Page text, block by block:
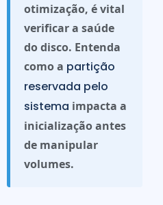
otimização, é vital
verificar a saúde
do disco. Entenda
como a partição
reservada pelo
sistema impacta a
inicialização antes
de manipular
volumes.